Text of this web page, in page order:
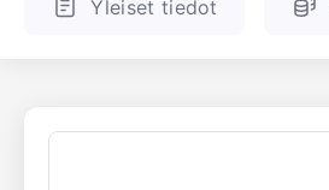
Yleiset tiedot